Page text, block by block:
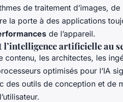
de traitement d’images,
la porte à des applications
de l’appareil.
l’intelligence artificielle au
contenu, les architectes, les
optimisés pour l’IA
des outils de conception et de